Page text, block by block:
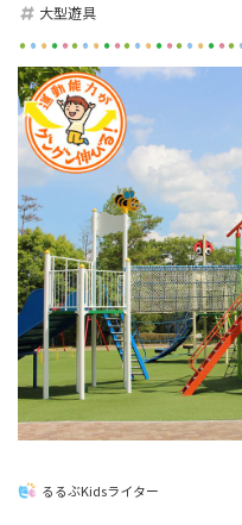
大型遊具
るるぶKidsライター